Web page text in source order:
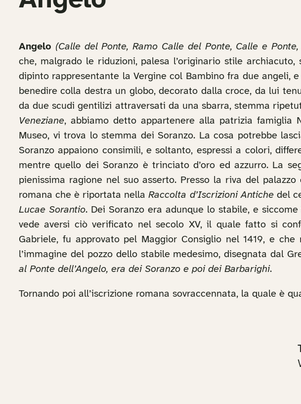
Angelo (Calle del Ponte, Ramo Calle del Ponte, Calle e
che, malgrado le riduzioni, palesa l’originario stile
dipinto rappresentante la Vergine col Bambino fra due angeli,
benedire colla destra un globo, decorato dalla croce, da lui
da due scudi gentilizi attraversati da una sbarra, stemma
Veneziane, abbiamo detto appartenere alla patrizia famiglia
Museo, vi trova lo stemma dei Soranzo. La cosa potrebbe
Soranzo appaiono consimili, e soltanto, espressi a colori,
mentre quello dei Soranzo è trinciato d’oro ed azzurro. La
pienissima ragione nel suo asserto. Presso la riva del
romana che è riportata nellaRaccolta d’Iscrizioni Antichedel
Lucae Sorantio. Dei Soranzo era adunque lo stabile, e
vede aversi ciò verificato nel secolo XV, il quale fatto si
Gabriele, fu approvato pel Maggior Consiglio nel 1419, e
l’immagine del pozzo dello stabile medesimo, disegnata dal
al Ponte dell’Angelo, era dei Soranzo e poi dei Barbarighi.
Tornando poi all’iscrizione romana sovraccennata, la quale è